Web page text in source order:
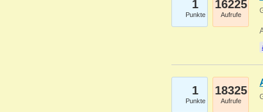
1
Punkte
16225
Aufrufe
1
Punkte
18325
Aufrufe